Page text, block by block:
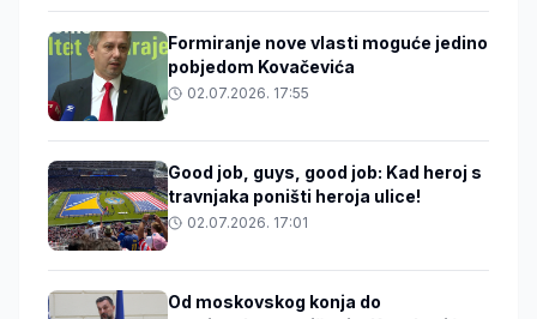
Formiranje nove vlasti moguće jedino
pobjedom Kovačevića
02.07.2026. 17:55
Good job, guys, good job: Kad heroj s
travnjaka poništi heroja ulice!
02.07.2026. 17:01
Od moskovskog konja do